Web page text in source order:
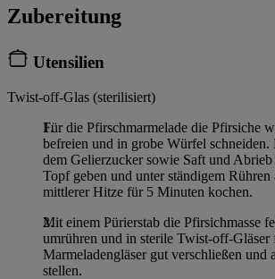
Zubereitung
Utensilien
Twist-off-Glas (sterilisiert)
Für die Pfirschmarmelade die Pfirsiche
befreien und in grobe Würfel
dem Gelierzucker sowie Saft und
Topf geben und unter ständigem
mittlerer Hitze für 5 Minuten kochen.
Mit einem Pürierstab die Pfirsichmasse
umrühren und in sterile Twist-off-
Marmeladengläser gut verschließen und
stellen.